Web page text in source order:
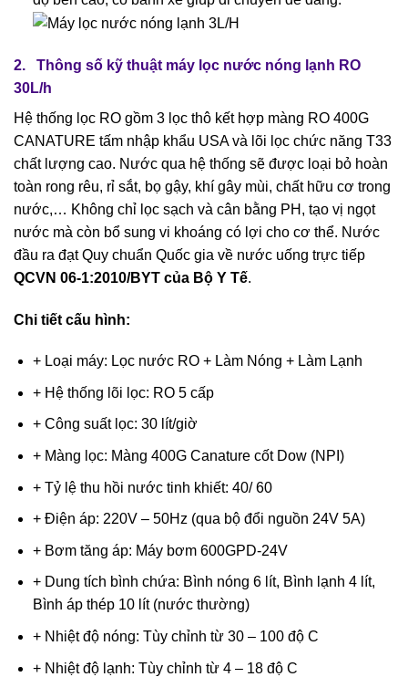
2. Thông số kỹ thuật máy lọc nước nóng lạnh RO
30L/h
Hệ thống lọc RO gồm 3 lọc thô kết hợp màng RO 400G
CANATURE tấm nhập khẩu USA và lõi lọc chức năng T33
chất lượng cao. Nước qua hệ thống sẽ được loại bỏ hoàn
toàn rong rêu, rỉ sắt, bọ gậy, khí gây mùi, chất hữu cơ trong
nước,… Không chỉ lọc sạch và cân bằng PH, tạo vị ngọt
nước mà còn bổ sung vi khoáng có lợi cho cơ thể. Nước
đầu ra đạt Quy chuẩn Quốc gia về nước uống trực tiếp
QCVN 06-1:2010/BYT của Bộ Y Tế.
Chi tiết cấu hình:
+ Loại máy: Lọc nước RO + Làm Nóng + Làm Lạnh
+ Hệ thống lõi lọc: RO 5 cấp
+ Công suất lọc: 30 lít/giờ
+ Màng lọc: Màng 400G Canature cốt Dow (NPI)
+ Tỷ lệ thu hồi nước tinh khiết: 40/ 60
+ Điện áp: 220V – 50Hz (qua bộ đổi nguồn 24V 5A)
+ Bơm tăng áp: Máy bơm 600GPD-24V
+ Dung tích bình chứa: Bình nóng 6 lít, Bình lạnh 4 lít,
Bình áp thép 10 lít (nước thường)
+ Nhiệt độ nóng: Tùy chỉnh từ 30 – 100 độ C
+ Nhiệt độ lạnh: Tùy chỉnh từ 4 – 18 độ C